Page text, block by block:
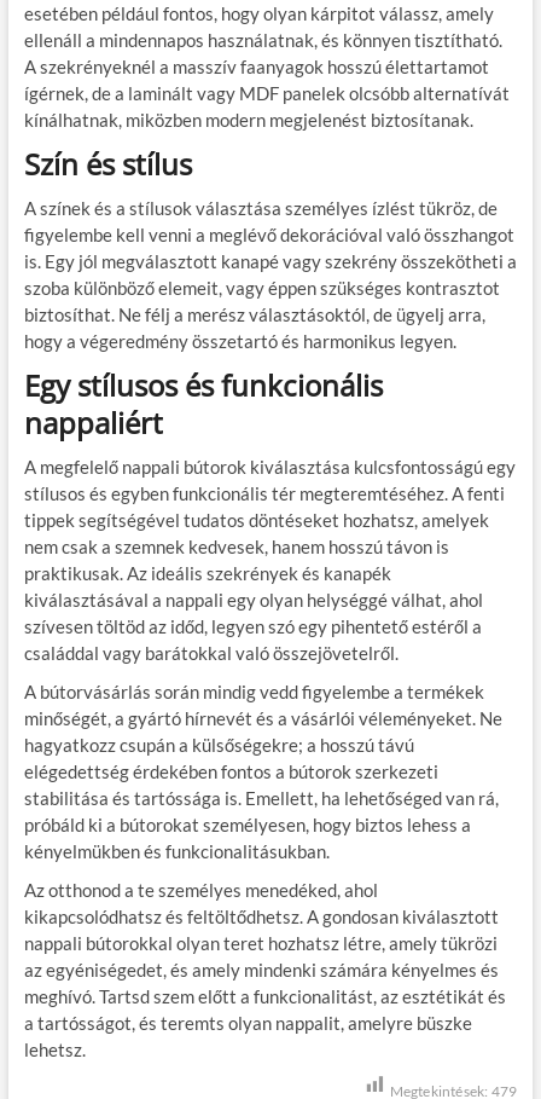
esetében például fontos, hogy olyan kárpitot válassz, amely
ellenáll a mindennapos használatnak, és könnyen tisztítható.
A szekrényeknél a masszív faanyagok hosszú élettartamot
ígérnek, de a laminált vagy MDF panelek olcsóbb alternatívát
kínálhatnak, miközben modern megjelenést biztosítanak.
Szín és stílus
A színek és a stílusok választása személyes ízlést tükröz, de
figyelembe kell venni a meglévő dekorációval való összhangot
is. Egy jól megválasztott kanapé vagy szekrény összekötheti a
szoba különböző elemeit, vagy éppen szükséges kontrasztot
biztosíthat. Ne félj a merész választásoktól, de ügyelj arra,
hogy a végeredmény összetartó és harmonikus legyen.
Egy stílusos és funkcionális
nappaliért
A megfelelő nappali bútorok kiválasztása kulcsfontosságú egy
stílusos és egyben funkcionális tér megteremtéséhez. A fenti
tippek segítségével tudatos döntéseket hozhatsz, amelyek
nem csak a szemnek kedvesek, hanem hosszú távon is
praktikusak. Az ideális szekrények és kanapék
kiválasztásával a nappali egy olyan helységgé válhat, ahol
szívesen töltöd az időd, legyen szó egy pihentető estéről a
családdal vagy barátokkal való összejövetelről.
A bútorvásárlás során mindig vedd figyelembe a termékek
minőségét, a gyártó hírnevét és a vásárlói véleményeket. Ne
hagyatkozz csupán a külsőségekre; a hosszú távú
elégedettség érdekében fontos a bútorok szerkezeti
stabilitása és tartóssága is. Emellett, ha lehetőséged van rá,
próbáld ki a bútorokat személyesen, hogy biztos lehess a
kényelmükben és funkcionalitásukban.
Az otthonod a te személyes menedéked, ahol
kikapcsolódhatsz és feltöltődhetsz. A gondosan kiválasztott
nappali bútorokkal olyan teret hozhatsz létre, amely tükrözi
az egyéniségedet, és amely mindenki számára kényelmes és
meghívó. Tartsd szem előtt a funkcionalitást, az esztétikát és
a tartósságot, és teremts olyan nappalit, amelyre büszke
lehetsz.
Megtekintések: 479